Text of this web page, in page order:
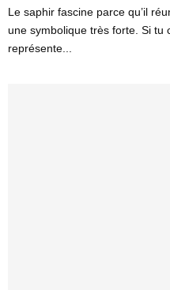
Le saphir fascine parce qu’il
une symbolique très forte. Si tu
représente...